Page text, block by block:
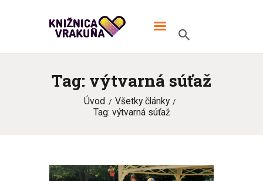
Tag: výtvarná súťaž
Úvod
Všetky články
Tag: výtvarná súťaž
MIESTNA KNIŽNICA VRAKUŇA
V knižnici TO žije!
ÚVOD
ONLINE KATALÓG